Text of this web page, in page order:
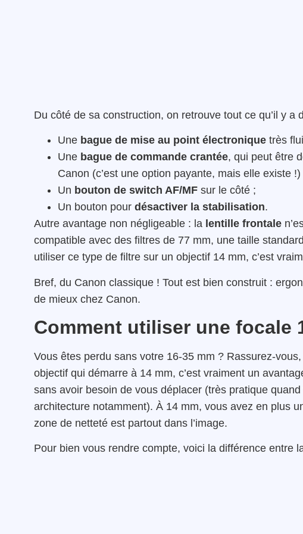
Du côté de sa construction, on retrouve tout ce qu’il y a
Une bague de mise au point électronique très
Une bague de commande crantée, qui peut être
Canon (c’est une option payante, mais elle existe !)
Un bouton de switch AF/MF sur le côté ;
Un bouton pour désactiver la stabilisation.
Autre avantage non négligeable : la lentille frontale
compatible avec des filtres de 77 mm, une taille
utiliser ce type de filtre sur un objectif 14 mm, c’est
Bref, du Canon classique ! Tout est bien construit :
de mieux chez Canon.
Comment utiliser une focale
Vous êtes perdu sans votre 16-35 mm ? Rassurez-
objectif qui démarre à 14 mm, c’est vraiment un
sans avoir besoin de vous déplacer (très pratique
architecture notamment). À 14 mm, vous avez en plus
zone de netteté est partout dans l’image.
Pour bien vous rendre compte, voici la différence entre